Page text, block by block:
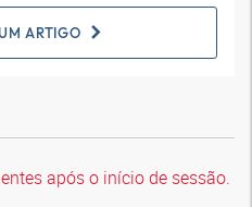
ARTIGO
após o início de sessão.